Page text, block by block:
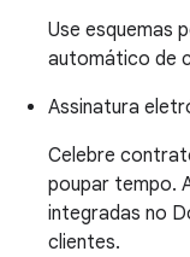
Use esquemas
automático de
Assinatura
Celebre
poupar tempo.
integradas no
clientes.